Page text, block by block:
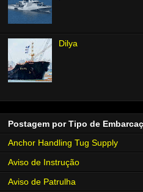
Dilya
Postagem por Tipo de
Anchor Handling Tug Supply
Aviso de Instrução
Aviso de Patrulha